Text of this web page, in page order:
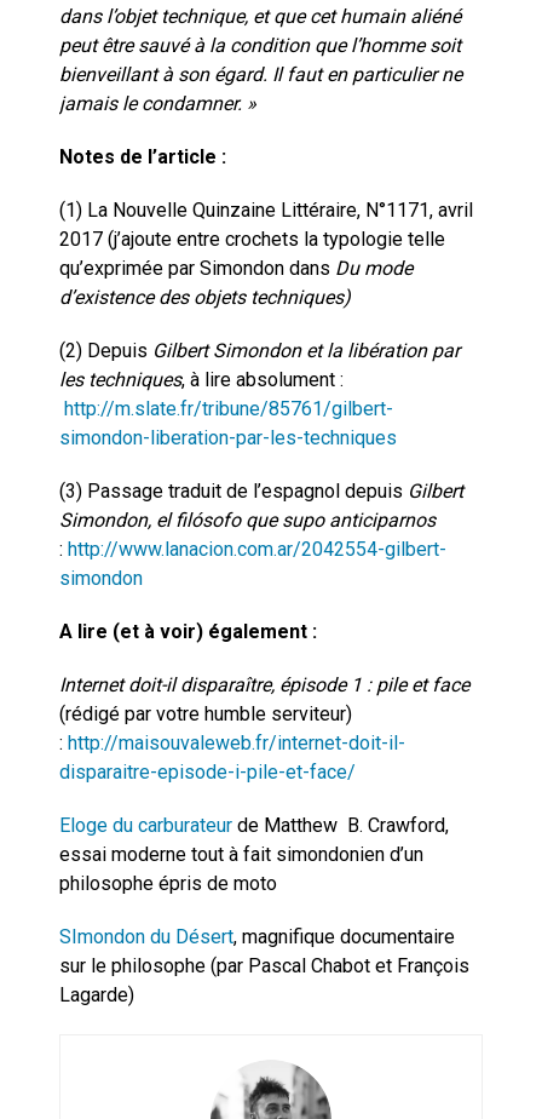
dans l’objet technique, et que cet humain aliéné
peut être sauvé à la condition que l’homme soit
bienveillant à son égard. Il faut en particulier ne
jamais le condamner. »
Notes de l’article :
(1) La Nouvelle Quinzaine Littéraire, N°1171, avril
2017 (j’ajoute entre crochets la typologie telle
qu’exprimée par Simondon dans Du mode
d’existence des objets techniques)
(2) Depuis Gilbert Simondon et la libération par
les techniques, à lire absolument :
http://m.slate.fr/tribune/85761/gilbert-
simondon-liberation-par-les-techniques
(3) Passage traduit de l’espagnol depuis Gilbert
Simondon, el filósofo que supo anticiparnos
: http://www.lanacion.com.ar/2042554-gilbert-
simondon
A lire (et à voir) également :
Internet doit-il disparaître, épisode 1 : pile et face
(rédigé par votre humble serviteur)
: http://maisouvaleweb.fr/internet-doit-il-
disparaitre-episode-i-pile-et-face/
Eloge du carburateur de Matthew B. Crawford,
essai moderne tout à fait simondonien d’un
philosophe épris de moto
SImondon du Désert, magnifique documentaire
sur le philosophe (par Pascal Chabot et François
Lagarde)